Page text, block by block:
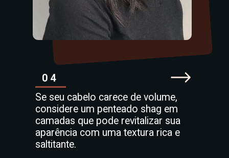
04
Se seu cabelo carece de volume,
considere um penteado shag em
camadas que pode revitalizar sua
aparência com uma textura rica e
saltitante.